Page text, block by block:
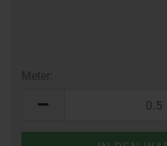
Rückstaus kann es jedoch zu
Meter: